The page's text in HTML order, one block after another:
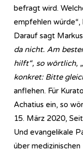
befragt wird.
empfehlen
Darauf sagt
da nicht. Am
hilft“, so wörtlich,
konkret: Bitte
anflehen. Für
Achatius ein, so
15. März 2020,
Und evangelikale
über